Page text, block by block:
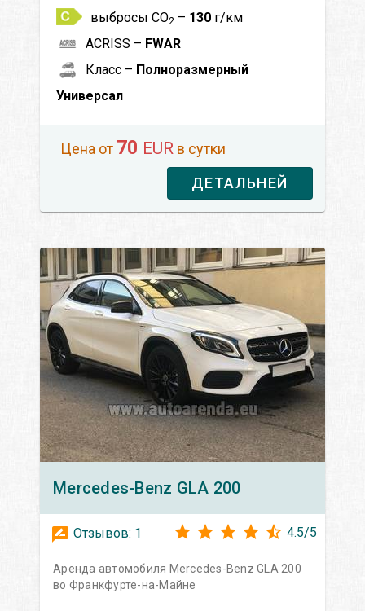
выбросы CO2 – 130 г/км
ACRISS – FWAR
Класс – Полноразмерный
Универсал
Цена от 70 EUR в сутки
ДЕТАЛЬНЕЙ
Mercedes-Benz GLA 200
Отзывов: 1 4.5/5
Аренда автомобиля Mercedes-Benz GLA 200
во Франкфурте-на-Майне